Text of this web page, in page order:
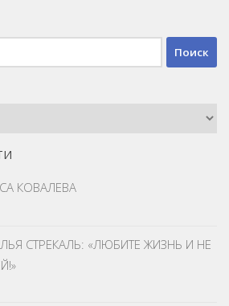
КОВАЛЕВА
СТРЕКАЛЬ: «ЛЮБИТЕ ЖИЗНЬ И НЕ